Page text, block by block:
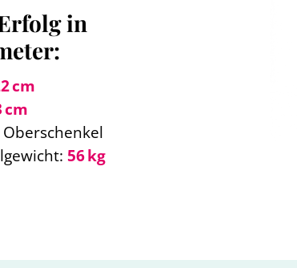
in
cm
cm
Oberschenkel
56 kg